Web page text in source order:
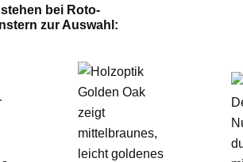
bei Roto-
zur Auswahl: